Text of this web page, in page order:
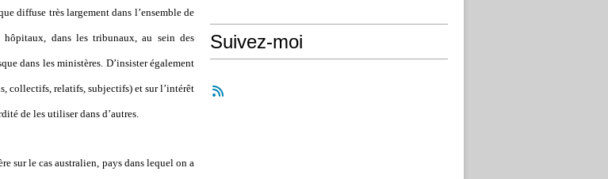
diffuse très largement dans l’ensemble de
dans les tribunaux, au sein des
dans les ministères. D’insister également
collectifs, relatifs, subjectifs) et sur l’intérêt
de les utiliser dans d’autres.
sur le cas australien, pays dans lequel on a
Suivez-moi